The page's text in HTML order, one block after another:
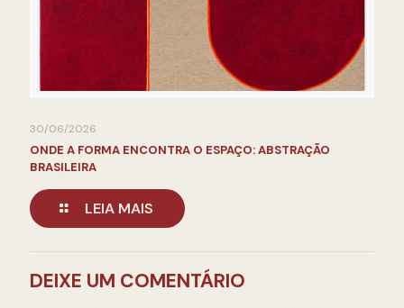
30/06/2026
ONDE A FORMA ENCONTRA O ESPAÇO: ABSTRAÇÃO
BRASILEIRA
LEIA MAIS
DEIXE UM COMENTÁRIO